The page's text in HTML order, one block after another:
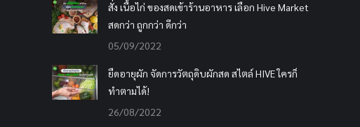
สั่ง เนื้อไก่ ของสดเข้าร้านอาหาร เลือก Hive Market
สดกว่า ถูกกว่า ดีกว่า
05/09/2022
ยืดอายุผัก จัดการวัตถุดิบผักสด สไตล์ HIVE ใครก็
ทำตามได้!
26/08/2022